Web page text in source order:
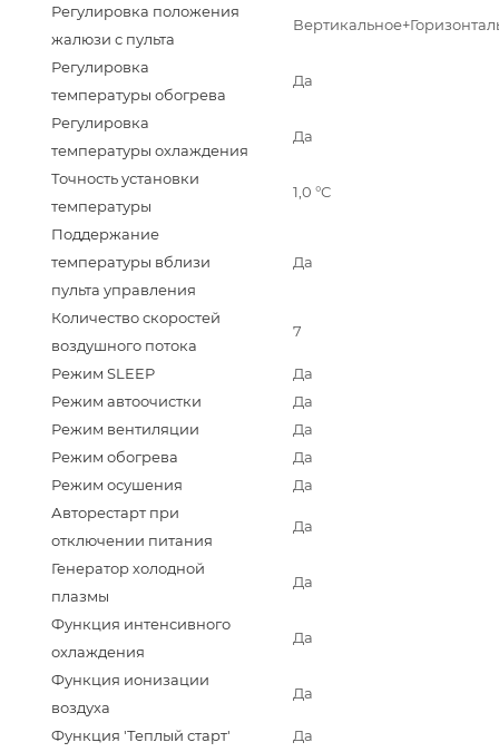
Регулировка положения
жалюзи с пульта
Регулировка
температуры обогрева
Да
Регулировка
температуры охлаждения
Да
Точность установки
температуры
1,0 °С
Поддержание
температуры вблизи
пульта управления
Да
Количество скоростей
воздушного потока
7
Режим SLEEP
Да
Режим автоочистки
Да
Режим вентиляции
Да
Режим обогрева
Да
Режим осушения
Да
Авторестарт при
отключении питания
Да
Генератор холодной
плазмы
Да
Функция интенсивного
охлаждения
Да
Функция ионизации
воздуха
Да
Функция 'Теплый старт'
Да